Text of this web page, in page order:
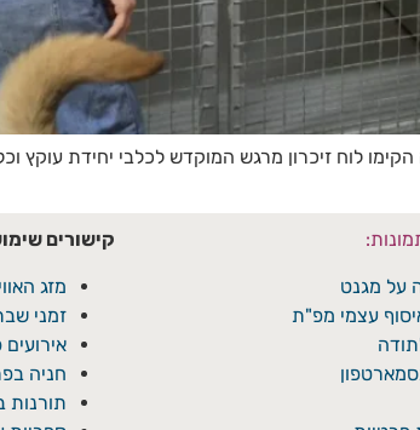
לוח זיכרון מרגש המוקדש לכלבי יחידת עוקץ
על מגנט
עצמי מפ"ת
קישורים
מזג
זמני
חניה